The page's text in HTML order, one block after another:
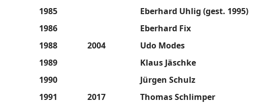
1985
Eberhard Uhlig (gest. 1995)
1986
Eberhard Fix
1988
2004
Udo Modes
1989
Klaus Jäschke
1990
Jürgen Schulz
1991
2017
Thomas Schlimper